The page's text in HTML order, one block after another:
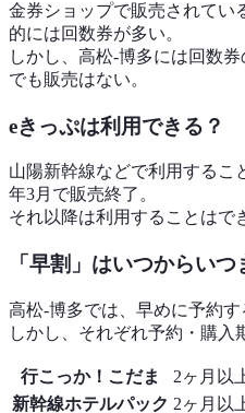
金券ショップで販売されてい
的には回数券が多い。
しかし、高松-博多には回数
でも販売はない。
eきっぷは利用できる？
山陽新幹線などで利用するこ
年3月で販売終了。
それ以降は利用することはで
「早割」はいつからい
高松-博多では、早めに予約す
しかし、それぞれ予約・購入
行こっか！こだま
2ヶ月以
新幹線ホテルパック 2ヶ月以